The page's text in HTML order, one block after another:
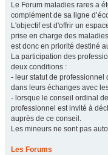
Le Forum maladies rares a
complément de sa ligne
L'objectif est d'offrir un
prise en charge des
est donc en priorité destiné
La participation des
deux conditions :
- leur statut de professionnel
dans leurs échanges avec
- lorsque le conseil ordinal
professionnel est invité à
auprès de ce conseil.
Les mineurs ne sont pas
Les Forums